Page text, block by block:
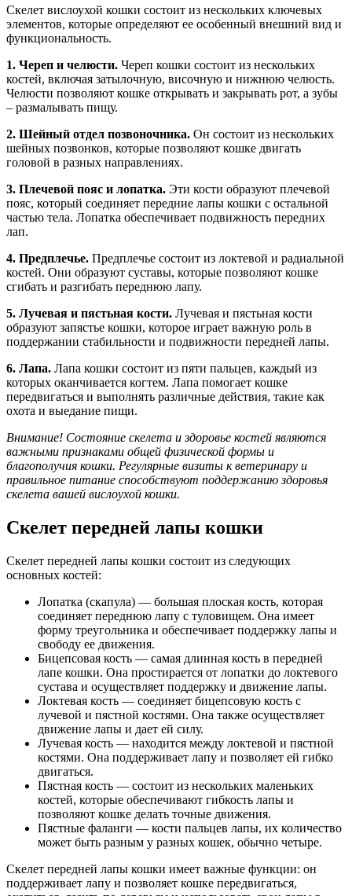
Скелет вислоухой кошки состоит из нескольких ключевых
элементов, которые определяют ее особенный внешний вид и
функциональность.
1. Череп и челюсти. Череп кошки состоит из нескольких
костей, включая затылочную, височную и нижнюю челюсть.
Челюсти позволяют кошке открывать и закрывать рот, а зубы
– размалывать пищу.
2. Шейный отдел позвоночника. Он состоит из нескольких
шейных позвонков, которые позволяют кошке двигать
головой в разных направлениях.
3. Плечевой пояс и лопатка. Эти кости образуют плечевой
пояс, который соединяет передние лапы кошки с остальной
частью тела. Лопатка обеспечивает подвижность передних
лап.
4. Предплечье. Предплечье состоит из локтевой и радиальной
костей. Они образуют суставы, которые позволяют кошке
сгибать и разгибать переднюю лапу.
5. Лучевая и пястьная кости. Лучевая и пястьная кости
образуют запястье кошки, которое играет важную роль в
поддержании стабильности и подвижности передней лапы.
6. Лапа. Лапа кошки состоит из пяти пальцев, каждый из
которых оканчивается когтем. Лапа помогает кошке
передвигаться и выполнять различные действия, такие как
охота и выедание пищи.
Внимание! Состояние скелета и здоровье костей являются
важными признаками общей физической формы и
благополучия кошки. Регулярные визиты к ветеринару и
правильное питание способствуют поддержанию здоровья
скелета вашей вислоухой кошки.
Скелет передней лапы кошки
Скелет передней лапы кошки состоит из следующих
основных костей:
Лопатка (скапула) — большая плоская кость, которая
соединяет переднюю лапу с туловищем. Она имеет
форму треугольника и обеспечивает поддержку лапы и
свободу ее движения.
Бицепсовая кость — самая длинная кость в передней
лапе кошки. Она простирается от лопатки до локтевого
сустава и осуществляет поддержку и движение лапы.
Локтевая кость — соединяет бицепсовую кость с
лучевой и пястной костями. Она также осуществляет
движение лапы и дает ей силу.
Лучевая кость — находится между локтевой и пястной
костями. Она поддерживает лапу и позволяет ей гибко
двигаться.
Пястная кость — состоит из нескольких маленьких
костей, которые обеспечивают гибкость лапы и
позволяют кошке делать точные движения.
Пястные фаланги — кости пальцев лапы, их количество
может быть разным у разных кошек, обычно четыре.
Скелет передней лапы кошки имеет важные функции: он
поддерживает лапу и позволяет кошке передвигаться,